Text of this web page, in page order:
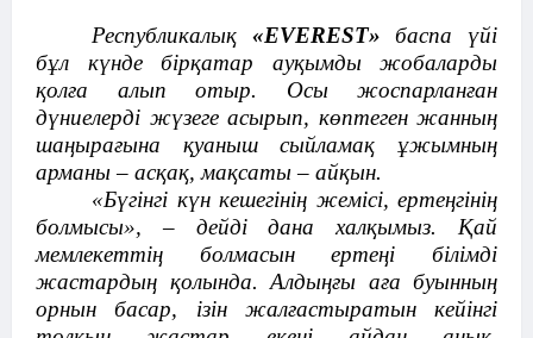
Республикалық «EVEREST» баспа үйі
бұл күнде бірқатар ауқымды жобаларды
қолға алып отыр. Осы жоспарланған
дүниелерді жүзеге асырып, көптеген жанның
шаңырағына қуаныш сыйламақ ұжымның
арманы – асқақ, мақсаты – айқын.
«Бүгінгі күн кешегінің жемісі, ертеңгінің
болмысы», – дейді дана халқымыз. Қай
мемлекеттің болмасын ертеңi бiлiмдi
жастардың қолында. Алдыңғы аға буынның
орнын басар, ізін жалғастыратын кейінгі